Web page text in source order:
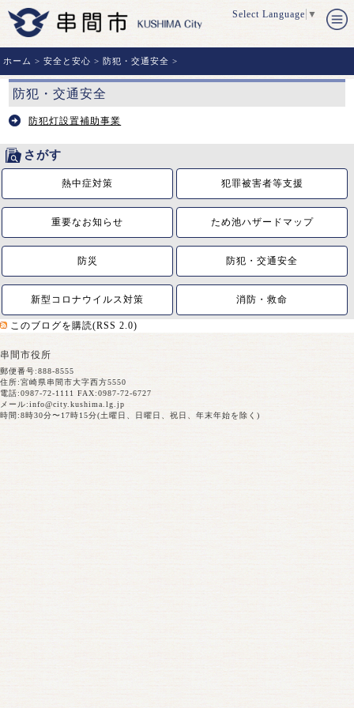
Select Language ▼
ホーム >安全と安心 >防犯・交通安全 >
防犯・交通安全
防犯灯設置補助事業
さがす
熱中症対策 犯罪被害者等支援
重要なお知らせ ため池ハザードマップ
防災 防犯・交通安全
新型コロナウイルス対策 消防・救命
このブログを購読(RSS 2.0)
串間市役所
郵便番号:888-8555
住所:宮崎県串間市大字西方5550
電話:0987-72-1111 FAX:0987-72-6727
メール:info@city.kushima.lg.jp
時間:8時30分〜17時15分(土曜日、日曜日、祝日、年末年始を除く)